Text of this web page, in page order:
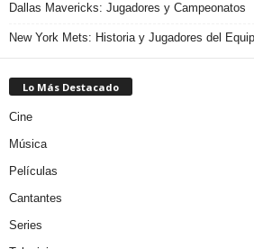
Dallas Mavericks: Jugadores y Campeonatos
New York Mets: Historia y Jugadores del
Lo Más Destacado
Cine
Música
Películas
Cantantes
Series